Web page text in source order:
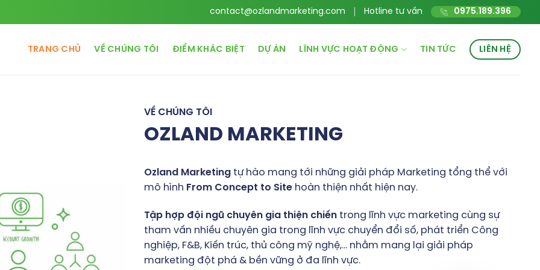
contact@ozlandmarketing.com Hotline tư vấn 0975.189.396
TRANG CHỦ VỀ CHÚNG TÔI ĐIỂM KHÁC BIỆT DỰ ÁN LĨNH VỰC HOẠT ĐỘNG TIN TỨC LIÊN HỆ
VỀ CHÚNG TÔI
OZLAND MARKETING
Ozland Marketing tự hào mang tới những giải pháp Marketing tổng thể với
mô hình From Concept to Site hoàn thiện nhất hiện nay.
Tập hợp đội ngũ chuyên gia thiện chiến trong lĩnh vực marketing cùng sự
tham vấn nhiều chuyên gia trong lĩnh vực chuyển đổi số, phát triển Công
nghiệp, F&B, Kiến trúc, thủ công mỹ nghệ,… nhằm mang lại giải pháp
marketing đột phá & bền vững ở đa lĩnh vực.